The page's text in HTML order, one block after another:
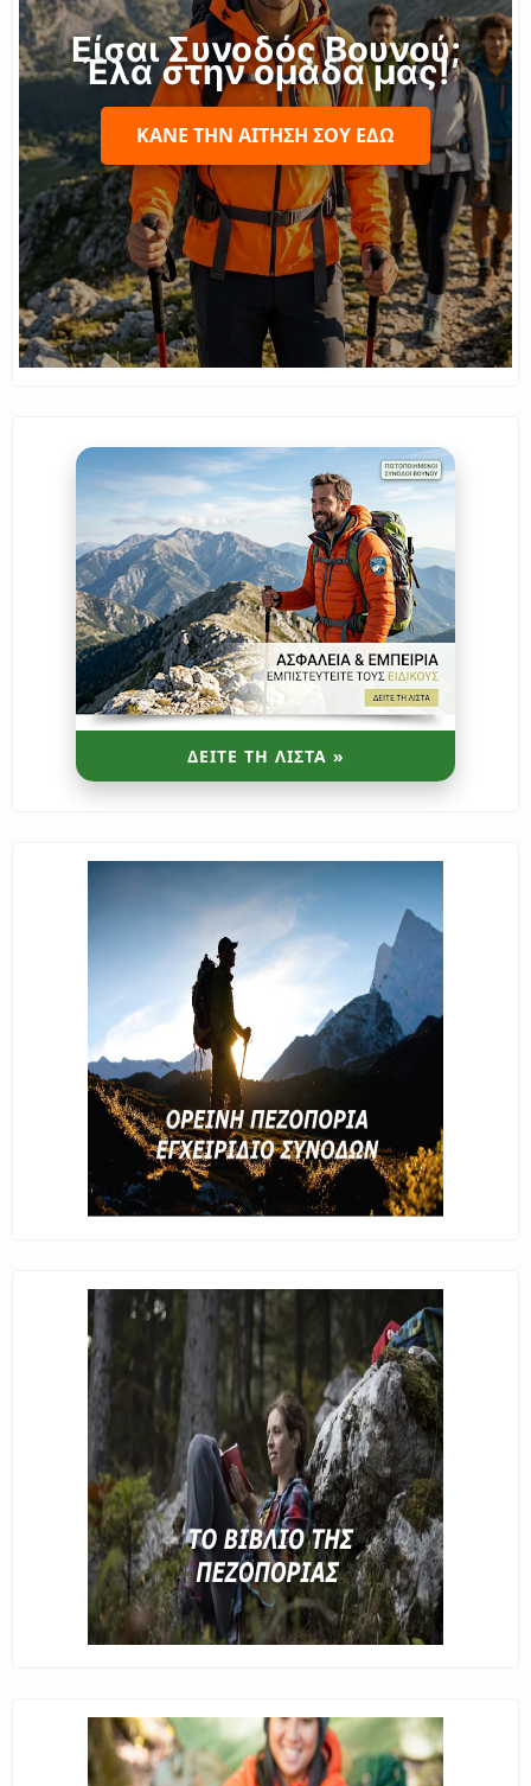
Είσαι Συνοδός Βουνού;
Έλα στην ομάδα μας!
ΚΆΝΕ ΤΗΝ ΑΊΤΗΣΉ ΣΟΥ ΕΔΏ
ΔΕΙΤΕ ΤΗ ΛΙΣΤΑ »